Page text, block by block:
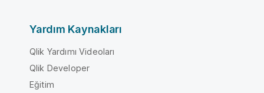
Yardım Kaynakları
Qlik Yardımı Videoları
Qlik Developer
Eğitim